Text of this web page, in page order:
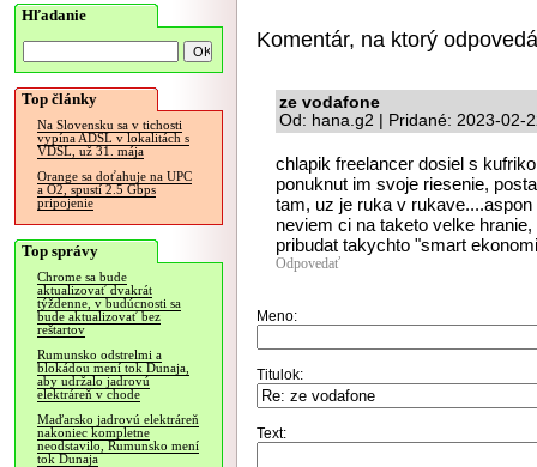
Hľadanie
Top články
Na Slovensku sa v tichosti
vypína ADSL v lokalitách s
VDSL, už 31. mája
Orange sa doťahuje na UPC
a O2, spustí 2.5 Gbps
pripojenie
Top správy
Chrome sa bude
aktualizovať dvakrát
týždenne, v budúcnosti sa
bude aktualizovať bez
reštartov
Rumunsko odstrelmi a
blokádou mení tok Dunaja,
aby udržalo jadrovú
elektráreň v chode
Maďarsko jadrovú elektráreň
nakoniec kompletne
neodstavilo, Rumunsko mení
tok Dunaja
Komentár, na ktorý
ze vodafone
Od: hana.g2 | Pridané: 2023-02-
chlapik freelancer dosiel s
ponuknut im svoje riesenie,
tam, uz je ruka v
neviem ci na taketo velke
pribudat takychto "smart
Odpovedať
Meno:
Titulok:
Text: